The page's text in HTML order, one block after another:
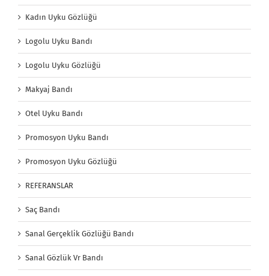
Kadın Uyku Gözlüğü
Logolu Uyku Bandı
Logolu Uyku Gözlüğü
Makyaj Bandı
Otel Uyku Bandı
Promosyon Uyku Bandı
Promosyon Uyku Gözlüğü
REFERANSLAR
Saç Bandı
Sanal Gerçeklik Gözlüğü Bandı
Sanal Gözlük Vr Bandı